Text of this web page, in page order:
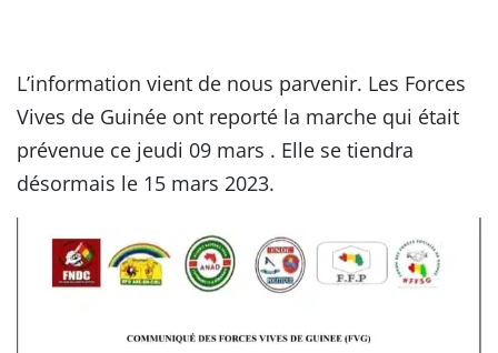
L’information vient de nous parvenir. Les Forces
Vives de Guinée ont reporté la marche qui était
prévenue ce jeudi 09 mars . Elle se tiendra
désormais le 15 mars 2023.